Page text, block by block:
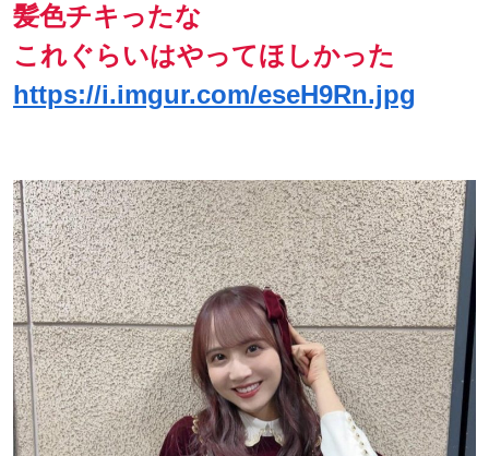
髪色チキったな
これぐらいはやってほしかった
https://i.imgur.com/eseH9Rn.jpg